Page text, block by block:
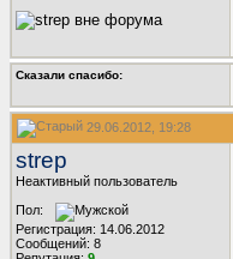
Сказали спасибо:
29.06.2012, 19:28
strep
Неактивный пользователь
Пол:
Регистрация: 14.06.2012
Сообщений: 8